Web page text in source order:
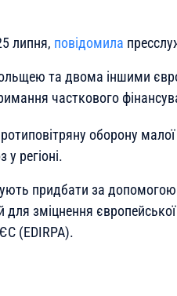
липня, повідомила
та двома іншими
часткового
оборону
у регіоні.
придбати за допомогою
для зміцнення
(EDIRPA).